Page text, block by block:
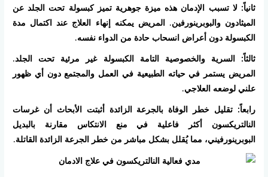
ثانياً: لا تسبب الإدمان هذه ميزة جوهرية تميز كبسولة تحت الجلد عن
الميثادون والبوبرينورفين. المريض يمكنه إنهاء العلاج عند اكتمال مدة
الكبسولة دون أعراض انسحاب حادة من الدواء نفسه.
ثالثاً: السرية والخصوصية التامة الكبسولة غير مرئية تحت الجلد.
المريض يستمر في حياته الطبيعية في العمل والمجتمع دون أي ظهور
علني لوضعه العلاجي.
رابعاً: تقليل خطر الوفاة بالجرعة الزائدة أثبتت الأبحاث أن غرسات
النالتريكسون أكثر فاعلية في منع الانتكاس مقارنة بالبديل
البوبرينورفيني، مما يُقلل بشكل مباشر من خطر الجرعة الزائدة القاتلة.